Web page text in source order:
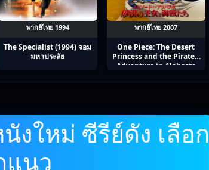
พากย์ไทย 1994
The Specialist (1994) จอม
มหาประลัย
พากย์ไทย 2007
One Piece: The Desert
Princess and the Pirates:
Adventure in Alabasta
เจ้าหญิงแห่งทะเลทรายและ
ใหม่ ซีรีย์ดัง เลือก
แนว